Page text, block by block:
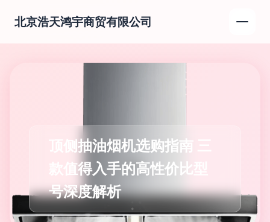
北京浩天鸿宇商贸有限公司
顶侧抽油烟机选购指南 三
款值得入手的高性价比型
号深度解析